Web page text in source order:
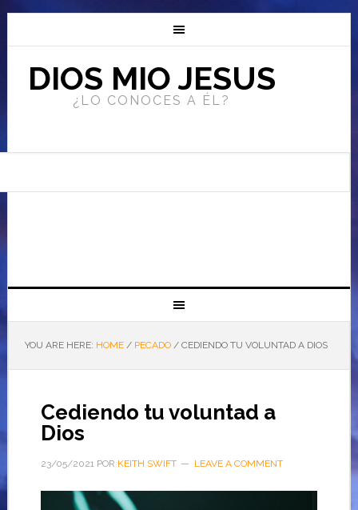
DIOS MIO JESUS
¿LO CONOCES A ÉL?
YOU ARE HERE: HOME / PECADO /CEDIENDO TU VOLUNTAD A DIOS
Cediendo tu voluntad a
Dios
23/05/2021POR KEITH SWIFT LEAVE A COMMENT